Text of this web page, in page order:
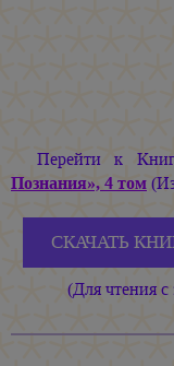
Перейти к
Познания», 4 том
СКАЧАТЬ
(Для чтения